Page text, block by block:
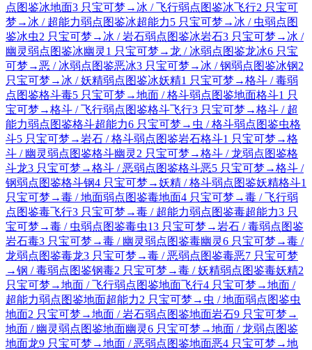
点图鉴冰地面3 只宝可梦→ 冰 / 飞行弱点图鉴冰飞行2 只宝可
梦→ 冰 / 超能力弱点图鉴冰超能力5 只宝可梦→ 冰 / 虫弱点图
鉴冰虫2 只宝可梦→ 冰 / 岩石弱点图鉴冰岩石3 只宝可梦→ 冰 /
幽灵弱点图鉴冰幽灵 1 只宝可梦→龙 / 冰弱点图鉴龙冰6 只宝
可梦→恶 / 冰弱点图鉴恶冰3 只宝可梦→ 冰 / 钢弱点图鉴冰钢2
只宝可梦→ 冰 / 妖精弱点图鉴冰妖精1 只宝可梦→格斗 / 毒弱
点图鉴格斗毒5 只宝可梦→地面 / 格斗弱点图鉴地面格斗1 只
宝可梦→格斗 / 飞行弱点图鉴格斗飞行3 只宝可梦→格斗 / 超
能力弱点图鉴格斗超能力6 只宝可梦→ 虫 / 格斗弱点图鉴虫格
斗5 只宝可梦→岩石 / 格斗弱点图鉴岩石格斗1 只宝可梦→格
斗 / 幽灵弱点图鉴格斗幽灵 2 只宝可梦→格斗 / 龙弱点图鉴格
斗龙3 只宝可梦→格斗 / 恶弱点图鉴格斗恶5 只宝可梦→格斗 /
钢弱点图鉴格斗钢4 只宝可梦→妖精 / 格斗弱点图鉴妖精格斗1
只宝可梦→毒 / 地面弱点图鉴毒地面4 只宝可梦→毒 / 飞行弱
点图鉴毒飞行3 只宝可梦→毒 / 超能力弱点图鉴毒超能力3 只
宝可梦→毒 / 虫弱点图鉴毒虫13 只宝可梦→岩石 / 毒弱点图鉴
岩石毒3 只宝可梦→毒 / 幽灵弱点图鉴毒幽灵6 只宝可梦→毒 /
龙弱点图鉴毒龙3 只宝可梦→毒 / 恶弱点图鉴毒恶7 只宝可梦
→钢 / 毒弱点图鉴钢毒2 只宝可梦→毒 / 妖精弱点图鉴毒妖精2
只宝可梦→地面 / 飞行弱点图鉴地面飞行4 只宝可梦→地面 /
超能力弱点图鉴地面超能力2 只宝可梦→ 虫 / 地面弱点图鉴虫
地面2 只宝可梦→地面 / 岩石弱点图鉴地面岩石9 只宝可梦→
地面 / 幽灵弱点图鉴地面幽灵6 只宝可梦→地面 / 龙弱点图鉴
地面龙9 只宝可梦→地面 / 恶弱点图鉴地面恶4 只宝可梦→地